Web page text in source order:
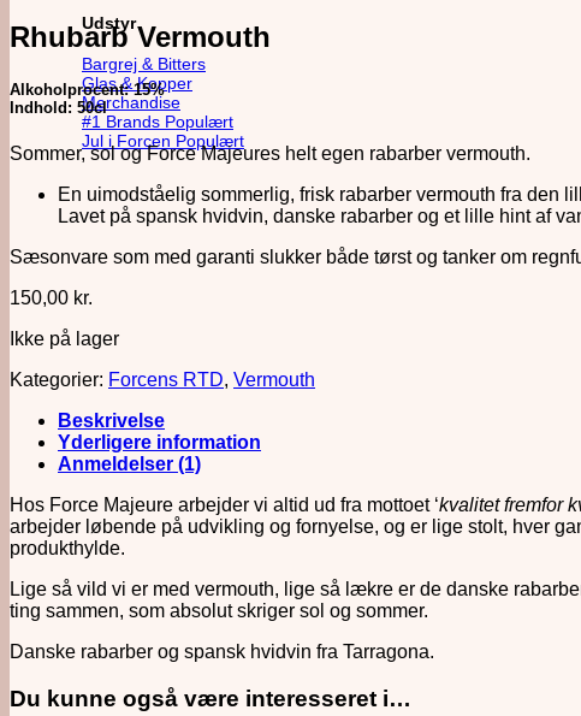
Udstyr
Bargrej & Bitters
Glas & Kopper
Merchandise
#1 Brands
Jul i Forcen
Rhubarb Vermouth
Alkoholprocent: 15%
Indhold: 50cl
Sommer, sol og Force Majeures helt egen rabarber vermouth.
En uimodståelig sommerlig, frisk rabarber vermouth fra den
Lavet på spansk hvidvin, danske rabarber og et lille hint af
Sæsonvare som med garanti slukker både tørst og tanker om
150,00 kr.
Ikke på lager
Kategorier: Forcens RTD, Vermouth
Beskrivelse
Yderligere information
Anmeldelser (1)
Hos Force Majeure arbejder vi altid ud fra mottoet ‘kvalitet fremfor
arbejder løbende på udvikling og fornyelse, og er lige stolt, hver
produkthylde.
Lige så vild vi er med vermouth, lige så lækre er de danske
ting sammen, som absolut skriger sol og sommer.
Danske rabarber og spansk hvidvin fra Tarragona.
Du kunne også være interesseret i…